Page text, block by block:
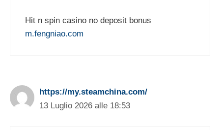
Hit n spin casino no deposit bonus
m.fengniao.com
https://my.steamchina.com/
13 Luglio 2026 alle 18:53